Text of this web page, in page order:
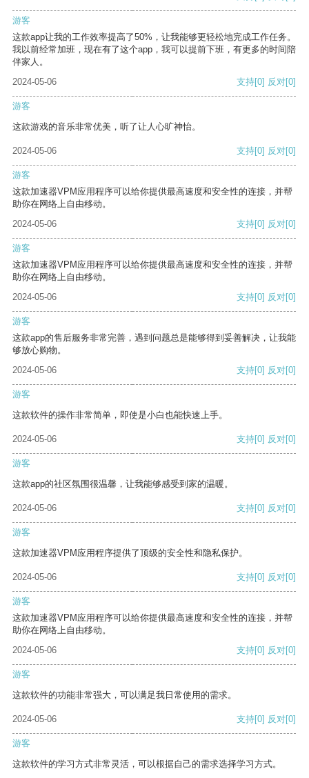
游客
这款app让我的工作效率提高了50%，让我能够更轻松地完成工作任务。
我以前经常加班，现在有了这个app，我可以提前下班，有更多的时间陪
伴家人。
2024-05-06
支持[0] 反对[0]
游客
这款游戏的音乐非常优美，听了让人心旷神怡。
2024-05-06 支持[0] 反对[0]
游客
这款加速器VPM应用程序可以给你提供最高速度和安全性的连接，并帮
助你在网络上自由移动。
2024-05-06
支持[0] 反对[0]
游客
这款加速器VPM应用程序可以给你提供最高速度和安全性的连接，并帮
助你在网络上自由移动。
2024-05-06
支持[0] 反对[0]
游客
这款app的售后服务非常完善，遇到问题总是能够得到妥善解决，让我能
够放心购物。
2024-05-06
支持[0] 反对[0]
游客
这款软件的操作非常简单，即使是小白也能快速上手。
2024-05-06 支持[0] 反对[0]
游客
这款app的社区氛围很温馨，让我能够感受到家的温暖。
2024-05-06 支持[0] 反对[0]
游客
这款加速器VPM应用程序提供了顶级的安全性和隐私保护。
2024-05-06 支持[0] 反对[0]
游客
这款加速器VPM应用程序可以给你提供最高速度和安全性的连接，并帮
助你在网络上自由移动。
2024-05-06
支持[0] 反对[0]
游客
这款软件的功能非常强大，可以满足我日常使用的需求。
2024-05-06 支持[0] 反对[0]
游客
这款软件的学习方式非常灵活，可以根据自己的需求选择学习方式。